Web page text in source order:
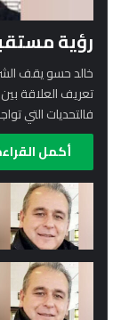
رؤية
خالد حسو يقف
تعريف العلاقة
فالتحديات التي
أكمل